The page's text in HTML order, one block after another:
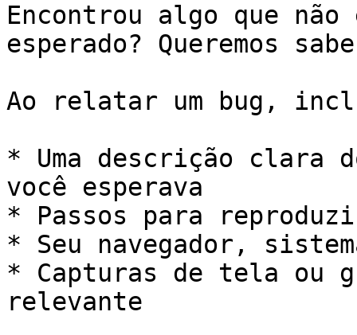
Encontrou algo que não
esperado? Queremos
Ao relatar um bug,
* Uma descrição clara
você esperava
* Passos para
* Seu navegador,
* Capturas de tela ou
relevante